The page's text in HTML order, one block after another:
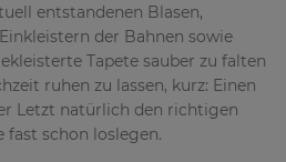
entstandenen Blasen,
der Bahnen sowie
Tapete sauber zu falten
ruhen zu lassen, kurz: Einen
Letzt natürlich den richtigen
fast schon loslegen.